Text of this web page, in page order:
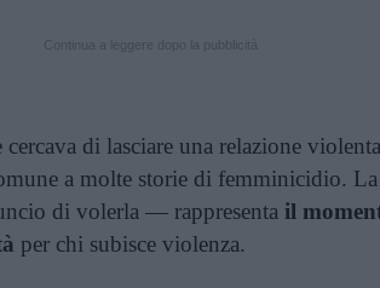
di lasciare una relazione
a molte storie di femminicidio. La
di volerla — rappresenta il
per chi subisce violenza.